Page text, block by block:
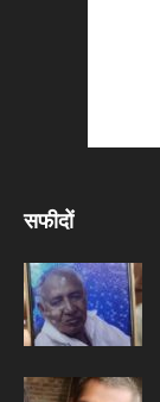
सफीदों